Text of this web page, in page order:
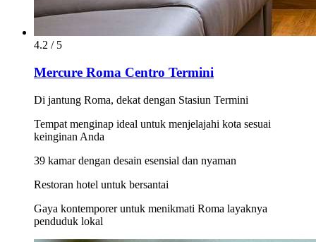
4.2 / 5
Mercure Roma Centro Termini
Di jantung Roma, dekat dengan Stasiun Termini
Tempat menginap ideal untuk menjelajahi kota sesuai
keinginan Anda
39 kamar dengan desain esensial dan nyaman
Restoran hotel untuk bersantai
Gaya kontemporer untuk menikmati Roma layaknya
penduduk lokal